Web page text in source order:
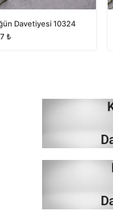
Davetiyesi 10324
₺